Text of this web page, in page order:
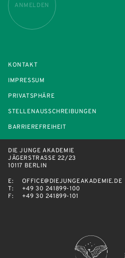
ANMELDEN
KONTAKT
IMPRESSUM
PRIVATSPHÄRE
STELLENAUSSCHREIBUNGEN
BARRIEREFREIHEIT
DIE JUNGE AKADEMIE
JÄGERSTRASSE 22/23
10117 BERLIN
E:
OFFICE@DIEJUNGEAKADEMIE.DE
T:
+49 30 241899-100
F:
+49 30 241899-101